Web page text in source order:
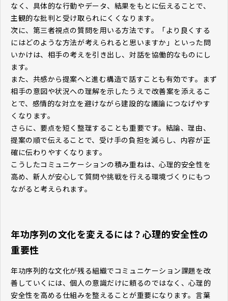
なく、具体的な行動やデータ、結果をもとに伝えることで、
主観的な批判と受け取られにくくなります。
次に、第三者視点の質問を用いる方法です。「より良くする
にはどのような方法が考えられると思いますか」といった問
いかけは、相手の考えを引き出し、対話を協働的なものにし
ます。
また、共感から提案へと進む構造で話すことも有効です。まず
相手の意図や状況への理解を示したうえで改善案を添えるこ
とで、感情的な対立を避けながら建設的な議論につなげやす
くなります。
さらに、要点を短く整理することも重要です。結論、理由、
提案の順で伝えることで、受け手の負担を減らし、内容が正
確に伝わりやすくなります。
こうしたコミュニケーションの積み重ねは、心理的安全性を
高め、新人が安心して質問や挑戦を行える環境づくりにもつ
ながると考えられます。
年功序列の文化を変えるには？心理的安全性の
重要性
年功序列的な文化が残る組織でコミュニケーション課題を改
善していくには、個人の意識だけに頼るのではなく、心理的
安全性を高める仕組みを整えることが重要になります。言葉